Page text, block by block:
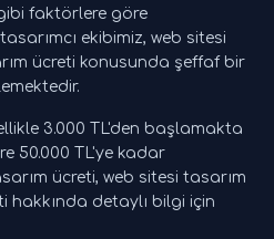
faktörlere göre
ekibimiz, web sitesi
ücreti konusunda şeffaf bir
3.000 TL'den başlamakta
50.000 TL'ye kadar
ücreti, web sitesi tasarım
hakkında detaylı bilgi için